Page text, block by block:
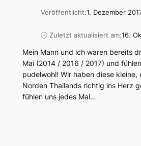
Veröffentlicht:1. Dezember
🕓 Zuletzt aktualisiert am:16.
Mein Mann und ich waren bereits
Mai (2014 / 2016 / 2017) und
pudelwohl! Wir haben diese kleine,
Norden Thailands richtig ins Herz
fühlen uns jedes Mal…